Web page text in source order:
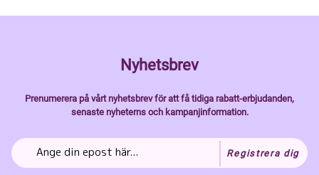
Nyhetsbrev
Prenumerera på vårt nyhetsbrev för att få tidiga rabatt-erbjudanden,
senaste nyheterns och kampanjinformation.
Registrera dig